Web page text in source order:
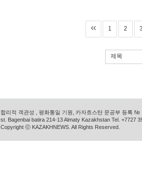
1 2
제목
합리적 객관성 , 평화통일 기원, 카자흐스탄 문공부 등록
st. Bagenbai batira 214-13 Almaty Kazakhstan Tel. +7727
Copyright ⓒ KAZAKHNEWS. All Rights Reserved.